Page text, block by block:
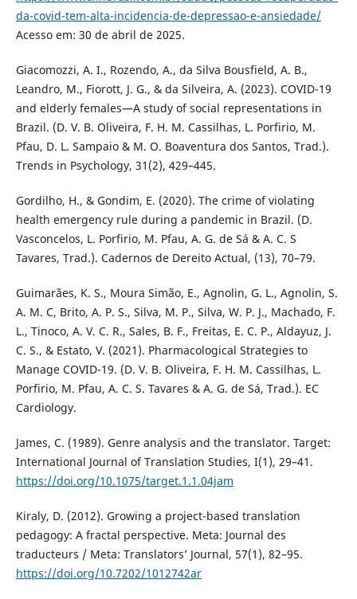
da-covid-tem-alta-incidencia-de-depressao-e-ansiedade/
Acesso em: 30 de abril de 2025.
Giacomozzi, A. I., Rozendo, A., da Silva Bousfield, A. B.,
Leandro, M., Fiorott, J. G., & da Silveira, A. (2023). COVID-19
and elderly females—A study of social representations in
Brazil. (D. V. B. Oliveira, F. H. M. Cassilhas, L. Porfirio, M.
Pfau, D. L. Sampaio & M. O. Boaventura dos Santos, Trad.).
Trends in Psychology, 31(2), 429–445.
Gordilho, H., & Gondim, E. (2020). The crime of violating
health emergency rule during a pandemic in Brazil. (D.
Vasconcelos, L. Porfirio, M. Pfau, A. G. de Sá & A. C. S
Tavares, Trad.). Cadernos de Dereito Actual, (13), 70–79.
Guimarães, K. S., Moura Simão, E., Agnolin, G. L., Agnolin, S.
A. M. C, Brito, A. P. S., Silva, M. P., Silva, W. P. J., Machado, F.
L., Tinoco, A. V. C. R., Sales, B. F., Freitas, E. C. P., Aldayuz, J.
C. S., & Estato, V. (2021). Pharmacological Strategies to
Manage COVID-19. (D. V. B. Oliveira, F. H. M. Cassilhas, L.
Porfirio, M. Pfau, A. C. S. Tavares & A. G. de Sá, Trad.). EC
Cardiology.
James, C. (1989). Genre analysis and the translator. Target:
International Journal of Translation Studies, I(1), 29–41.
https://doi.org/10.1075/target.1.1.04jam
Kiraly, D. (2012). Growing a project-based translation
pedagogy: A fractal perspective. Meta: Journal des
traducteurs / Meta: Translators’ Journal, 57(1), 82–95.
https://doi.org/10.7202/1012742ar